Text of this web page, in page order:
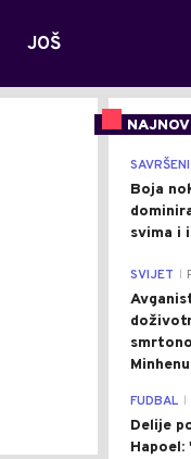
JOŠ
SAVRŠENI
Boja
svima i
SVIJET
Minhenu
FUDBAL
Delije
Hapoel: